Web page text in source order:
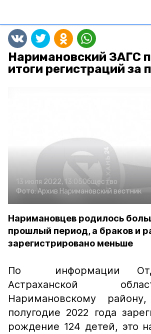
Наримановский ЗАГС
итоги регистраций за
13 июля 2022, 13:05Общество
Фото:Архив Наримановский вестник
Наримановцев родилось
прошлый период, а браков и
зарегистрировано меньше
По информации
Астраханской
Наримановскому
полугодие 2022 года
рождение 124 детей, это